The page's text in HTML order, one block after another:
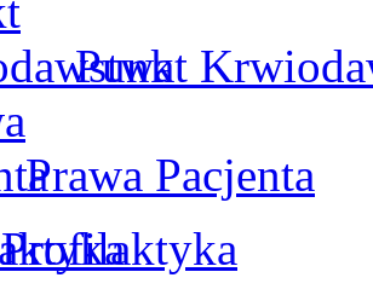
Punkt
Prawa Pacjenta
Profilaktyka